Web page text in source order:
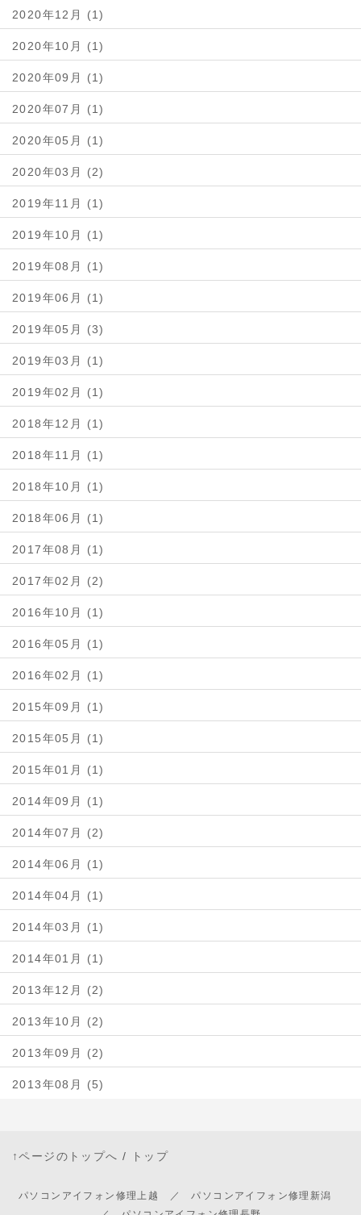
2020年12月 (1)
2020年10月 (1)
2020年09月 (1)
2020年07月 (1)
2020年05月 (1)
2020年03月 (2)
2019年11月 (1)
2019年10月 (1)
2019年08月 (1)
2019年06月 (1)
2019年05月 (3)
2019年03月 (1)
2019年02月 (1)
2018年12月 (1)
2018年11月 (1)
2018年10月 (1)
2018年06月 (1)
2017年08月 (1)
2017年02月 (2)
2016年10月 (1)
2016年05月 (1)
2016年02月 (1)
2015年09月 (1)
2015年05月 (1)
2015年01月 (1)
2014年09月 (1)
2014年07月 (2)
2014年06月 (1)
2014年04月 (1)
2014年03月 (1)
2014年01月 (1)
2013年12月 (2)
2013年10月 (2)
2013年09月 (2)
2013年08月 (5)
↑ページのトップへ / トップ
パソコンアイフォン修理上越 ／ パソコンアイフォン修理新潟